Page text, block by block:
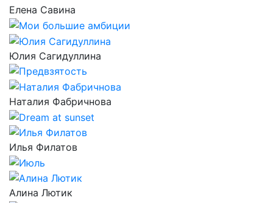
Елена Савина
Юлия Сагидуллина
Наталия Фабричнова
Илья Филатов
Алина Лютик